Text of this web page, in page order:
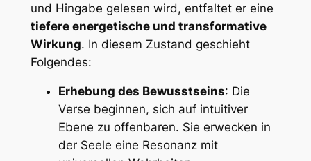
und Hingabe gelesen wird, entfaltet er eine
tiefere energetische und transformative
Wirkung. In diesem Zustand geschieht
Folgendes:
Erhebung des Bewusstseins: Die
Verse beginnen, sich auf intuitiver
Ebene zu offenbaren. Sie erwecken in
der Seele eine Resonanz mit